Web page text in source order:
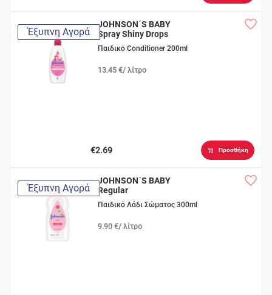
Έξυπνη Αγορά
JOHNSON΄S BABY
Spray Shiny Drops
Παιδικό Conditioner 200ml
13.45 €/ λίτρο
€2.69 Προσθήκη
Έξυπνη Αγορά
JOHNSON΄S BABY
Regular
Παιδικό Λάδι Σώματος 300ml
9.90 €/ λίτρο